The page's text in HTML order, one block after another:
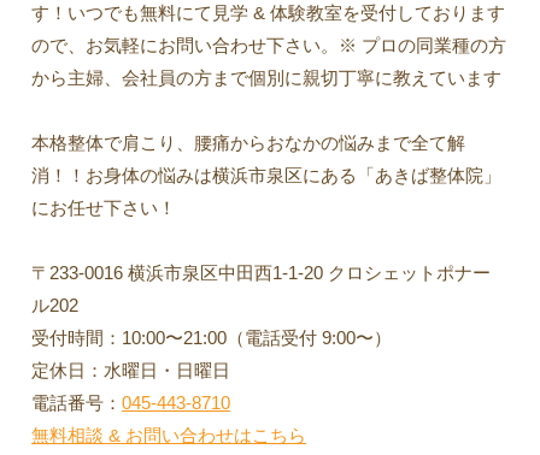
す！いつでも無料にて見学 & 体験教室を受付しております
ので、お気軽にお問い合わせ下さい。※ プロの同業種の方
から主婦、会社員の方まで個別に親切丁寧に教えています
本格整体で肩こり、腰痛からおなかの悩みまで全て解
消！！お身体の悩みは横浜市泉区にある「あきば整体院」
にお任せ下さい！
〒233-0016 横浜市泉区中田西1-1-20 クロシェットポナー
ル202
受付時間：10:00〜21:00（電話受付 9:00〜）
定休日：水曜日・日曜日
電話番号：045-443-8710
無料相談 & お問い合わせはこちら